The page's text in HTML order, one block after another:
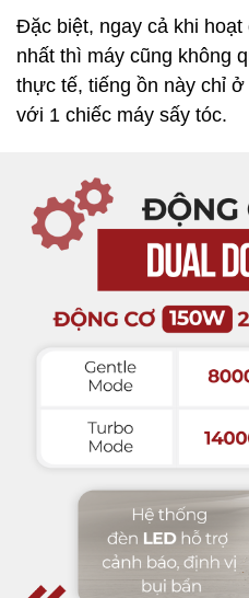
Đặc biệt, ngay cả khi
nhất thì máy cũng không
thực tế, tiếng ồn này chỉ
với 1 chiếc máy sấy tóc.